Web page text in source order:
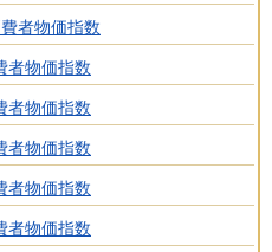
者物価指数
者物価指数
者物価指数
者物価指数
者物価指数
者物価指数